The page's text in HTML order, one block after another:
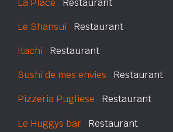
La Place Restaurant
Le Shansui Restaurant
Itachi Restaurant
Sushi de mes envies Restaurant
Pizzeria Pugliese Restaurant
Le Huggys bar Restaurant